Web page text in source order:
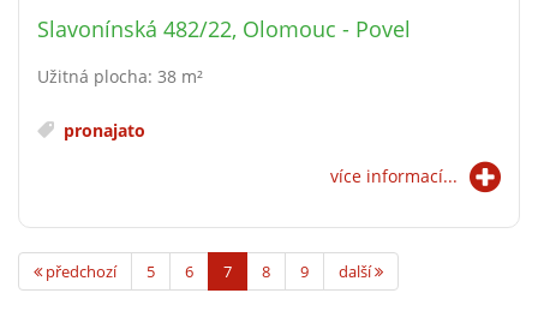
Slavonínská 482/22, Olomouc - Povel
Užitná plocha: 38 m²
pronajato
více informací...
předchozí 5 6 7 8 9 další